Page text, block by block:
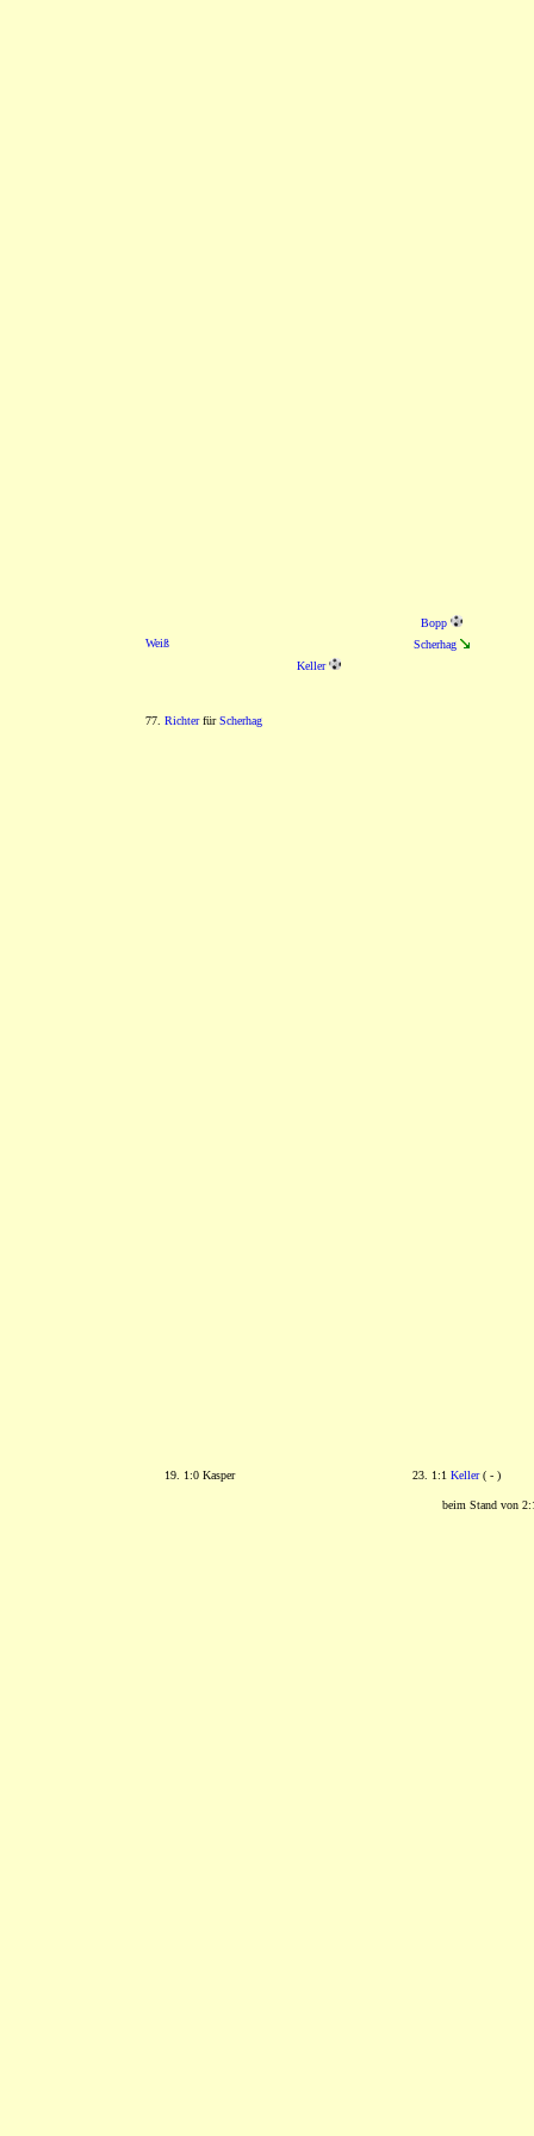
Bopp
Weiß
Scherhag
Keller
77. RichterfürScherhag
19. 1:0 Kasper 23. 1:1 Keller( - )
beim Stand von